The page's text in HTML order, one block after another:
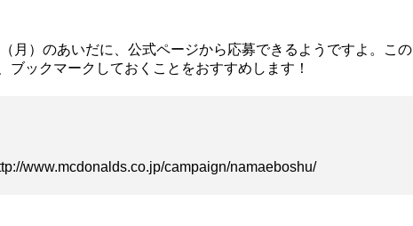
月）のあいだに、公式ページから応募できるようですよ。この
ブックマークしておくことをおすすめします！
www.mcdonalds.co.jp/campaign/namaeboshu/